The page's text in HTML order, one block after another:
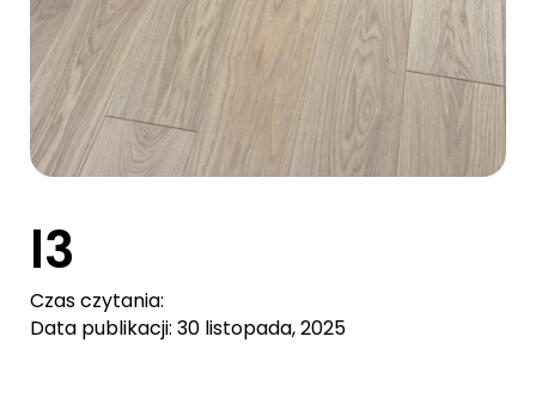
l3
Czas czytania:
Data publikacji: 30 listopada, 2025